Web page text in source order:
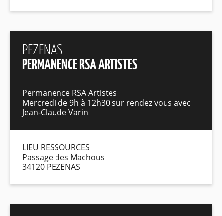
PEZENAS
PERMANENCE RSA ARTISTES
Permanence RSA Artistes
Mercredi de 9h à 12h30 sur rendez vous avec
Jean-Claude Varin
LIEU RESSOURCES
Passage des Machous
34120 PEZENAS